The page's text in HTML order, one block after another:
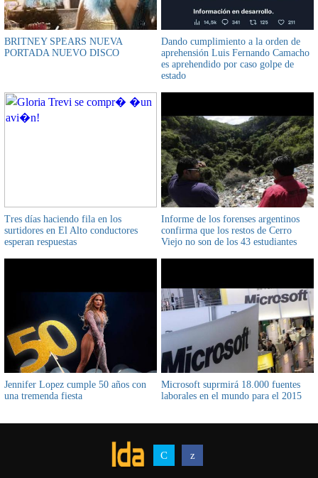
BRITNEY SPEARS NUEVA
PORTADA NUEVO DISCO
Dando cumplimiento a la orden de
aprehensión Luis Fernando Camacho
es aprehendido por caso golpe de
estado
Tres días haciendo fila en los
surtidores en El Alto conductores
esperan respuestas
Informe de los forenses argentinos
confirma que los restos de Cerro
Viejo no son de los 43 estudiantes
Jennifer Lopez cumple 50 años con
una tremenda fiesta
Microsoft suprmirá 18.000 fuentes
laborales en el mundo para el 2015